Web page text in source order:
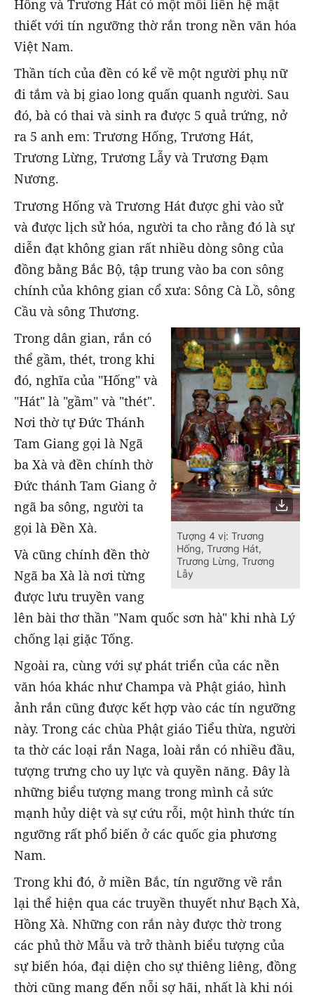
Hống và Trương Hát có một mối liên hệ mật
thiết với tín ngưỡng thờ rắn trong nền văn hóa
Việt Nam.
Thần tích của đền có kể về một người phụ nữ
đi tắm và bị giao long quấn quanh người. Sau
đó, bà có thai và sinh ra được 5 quả trứng, nở
ra 5 anh em: Trương Hống, Trương Hát,
Trương Lừng, Trương Lẫy và Trương Đạm
Nương.
Trương Hống và Trương Hát được ghi vào sử
và được lịch sử hóa, người ta cho rằng đó là sự
diễn đạt không gian rất nhiều dòng sông của
đồng bằng Bắc Bộ, tập trung vào ba con sông
chính của không gian cổ xưa: Sông Cà Lồ, sông
Cầu và sông Thương.
Tượng 4 vị: Trương
Hống, Trương Hát,
Trương Lừng, Trương
Lẫy
Trong dân gian, rắn có
thể gầm, thét, trong khi
đó, nghĩa của "Hống" và
"Hát" là "gầm" và "thét".
Nơi thờ tự Đức Thánh
Tam Giang gọi là Ngã
ba Xà và đền chính thờ
Đức thánh Tam Giang ở
ngã ba sông, người ta
gọi là Đền Xà.
Và cũng chính đền thờ
Ngã ba Xà là nơi từng
được lưu truyền vang
lên bài thơ thần "Nam quốc sơn hà" khi nhà Lý
chống lại giặc Tống.
Ngoài ra, cùng với sự phát triển của các nền
văn hóa khác như Champa và Phật giáo, hình
ảnh rắn cũng được kết hợp vào các tín ngưỡng
này. Trong các chùa Phật giáo Tiểu thừa, người
ta thờ các loại rắn Naga, loài rắn có nhiều đầu,
tượng trưng cho uy lực và quyền năng. Đây là
những biểu tượng mang trong mình cả sức
mạnh hủy diệt và sự cứu rỗi, một hình thức tín
ngưỡng rất phổ biến ở các quốc gia phương
Nam.
Trong khi đó, ở miền Bắc, tín ngưỡng về rắn
lại thể hiện qua các truyền thuyết như Bạch Xà,
Hồng Xà. Những con rắn này được thờ trong
các phủ thờ Mẫu và trở thành biểu tượng của
sự biến hóa, đại diện cho sự thiêng liêng, đồng
thời cũng mang đến nỗi sợ hãi, nhất là khi nói